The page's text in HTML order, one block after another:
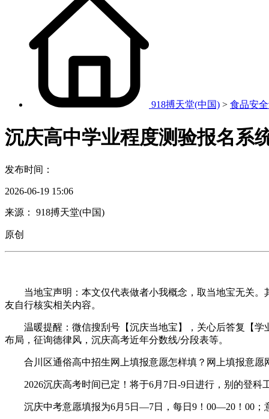
918搏天堂(中国) > 食品安
沉庆高中学业程度测验报名系
发布时间：
2026-06-19 15:06
来源： 918搏天堂(中国)
原创
当地宝声明：本文仅代表做者小我概念，取当地宝无关。
友自行核实相关内容。
温暖提醒：微信搜刮号【沉庆当地宝】，关心后答复【学
布局，征询德律风，沉庆高考近年分数线/分段表等。
合川区通俗高中招生网上填报意愿怎样填？网上填报意愿
2026沉庆高考时间已定！将于6月7日-9日进行，别的登科
沉庆中考意愿填报为6月5日—7日，每日9！00—20！00；